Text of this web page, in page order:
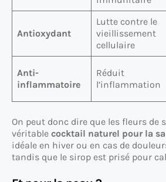
Antioxydant
Lutte contre le
vieillissement
cellulaire
Anti-
inflammatoire
Réduit
l’inflammation
On peut donc dire que les fleurs de
véritable cocktail naturel pour la
idéale en hiver ou en cas de
tandis que le sirop est prisé pour